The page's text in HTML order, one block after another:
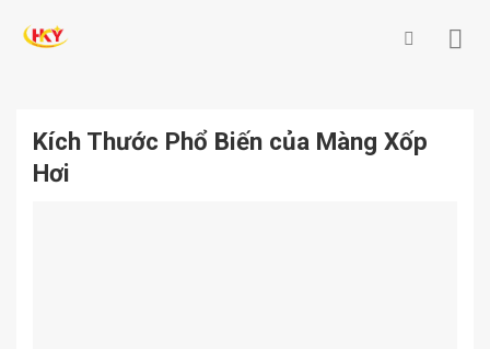
Kích Thước Phổ Biến của Màng Xốp
Hơi